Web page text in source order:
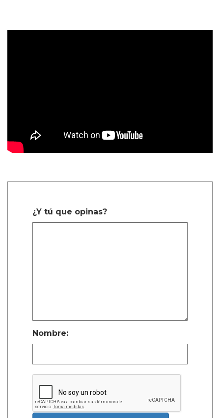
¿Y tú que opinas?
Nombre: